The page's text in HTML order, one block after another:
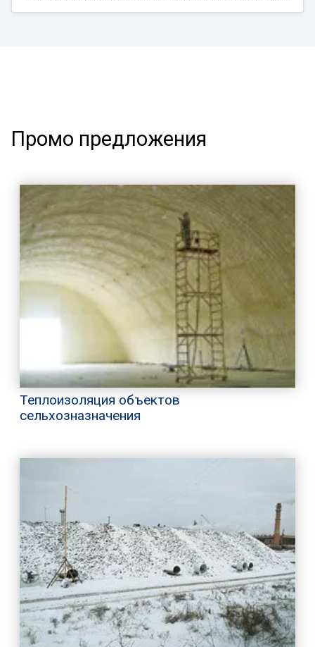
Промо предложения
Теплоизоляция объектов
сельхозназначения